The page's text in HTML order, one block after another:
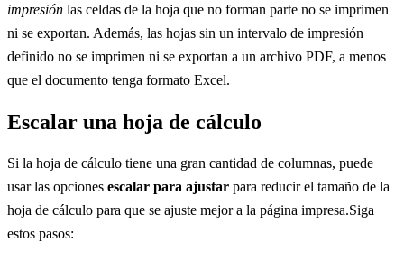
impresión las celdas de la hoja que no forman parte no se imprimen
ni se exportan. Además, las hojas sin un intervalo de impresión
definido no se imprimen ni se exportan a un archivo PDF, a menos
que el documento tenga formato Excel.
Escalar una hoja de cálculo
Si la hoja de cálculo tiene una gran cantidad de columnas, puede
usar las opciones escalar para ajustar para reducir el tamaño de la
hoja de cálculo para que se ajuste mejor a la página impresa.Siga
estos pasos: